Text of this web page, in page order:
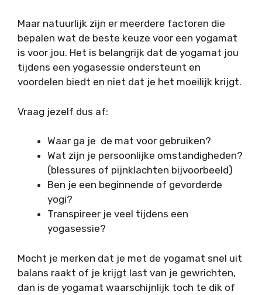
Maar natuurlijk zijn er meerdere factoren die
bepalen wat de beste keuze voor een yogamat
is voor jou. Het is belangrijk dat de yogamat jou
tijdens een yogasessie ondersteunt en
voordelen biedt en niet dat je het moeilijk krijgt.
Vraag jezelf dus af:
Waar ga je de mat voor gebruiken?
Wat zijn je persoonlijke omstandigheden?
(blessures of pijnklachten bijvoorbeeld)
Ben je een beginnende of gevorderde
yogi?
Transpireer je veel tijdens een
yogasessie?
Mocht je merken dat je met de yogamat snel uit
balans raakt of je krijgt last van je gewrichten,
dan is de yogamat waarschijnlijk toch te dik of